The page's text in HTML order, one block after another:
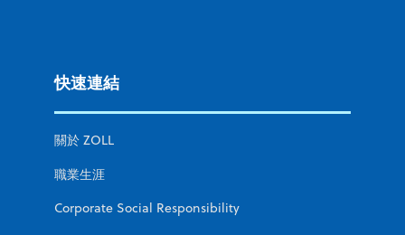
快速連結
關於 ZOLL
職業生涯
Corporate Social Responsibility